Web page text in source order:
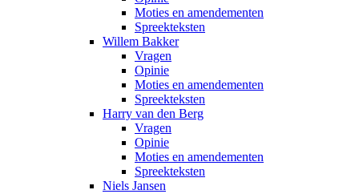
Moties en amendementen
Spreekteksten
Willem Bakker
Vragen
Opinie
Moties en amendementen
Spreekteksten
Harry van den Berg
Vragen
Opinie
Moties en amendementen
Spreekteksten
Niels Jansen